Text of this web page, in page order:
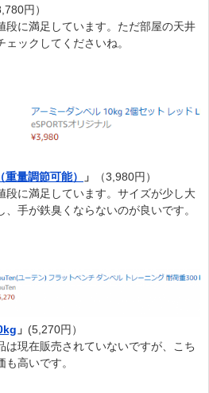
円）
段に満足しています。ただ部屋の天井
ックしてくださいね。
量調節可能） 」
（3,980円）
段に満足しています。サイズが少し大
手が鉄臭くならないのが良いです。
」 (5,270円）
は現在販売されていないですが、こち
高いです。